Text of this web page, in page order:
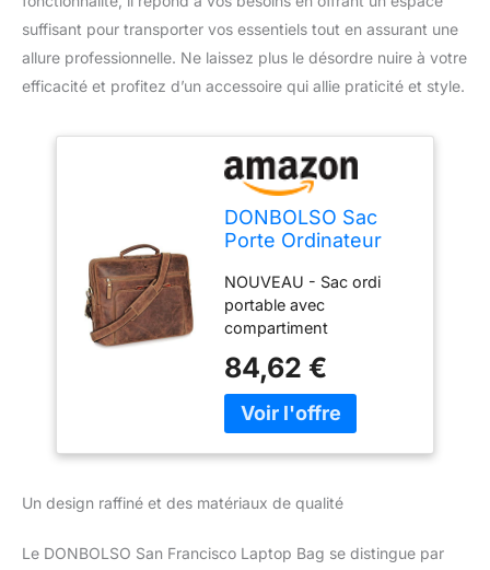
suffisant pour transporter vos essentiels tout en assurant une
allure professionnelle. Ne laissez plus le désordre nuire à votre
efficacité et profitez d’un accessoire qui allie praticité et style.
DONBOLSO Sac
Porte Ordinateur
Pouces San
Francisco | Sac à
Bandoulière pour
Ordinateur Portable
| Saccoche Ordi
Portable | Sac pour
Hommes et
NOUVEAU - Sac ordi
portable avec
compartiment
pour des accessoires
tels que souris, câble de
raccordement, stylos,
ou smartphone. Tout à
temps. CUIR GENUINE -
84,62 €
Un design raffiné et des matériaux de qualité
Le DONBOLSO San Francisco Laptop Bag se distingue par